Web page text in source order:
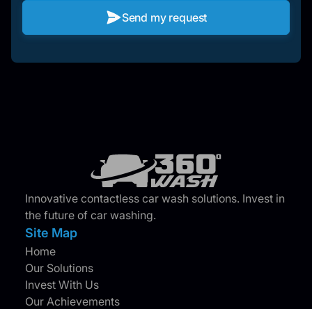
Send my request
Innovative contactless car wash solutions. Invest in
the future of car washing.
Site Map
Home
Our Solutions
Invest With Us
Our Achievements